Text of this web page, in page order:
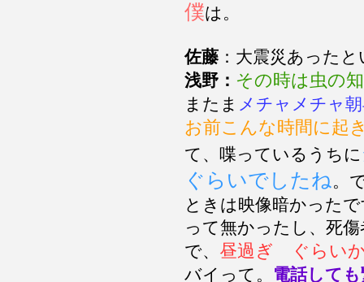
僕は。
佐藤 ：大震災あった
浅野： その時は虫の
またま メチャメチャ
お前こんな時間に起
て、喋っているうちに
ぐらいでしたね。
ときは映像暗かった
って無かったし、死
で、 昼過ぎ ぐらい
バイって。 電話して